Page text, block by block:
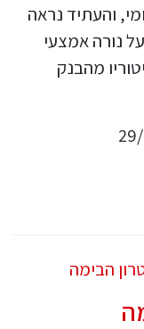
והעתיד נראה
נורה אמצעי
מהבנק